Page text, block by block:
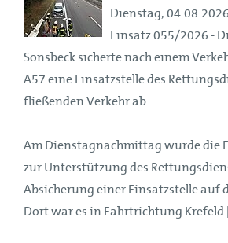
Dienstag,
Einsatz 055/2026 -
Sonsbeck sicherte nach einem
A57 eine Einsatzstelle des
fließenden Verkehr ab.
Am Dienstagnachmittag wurde die
zur Unterstützung des
Absicherung einer Einsatzstelle auf
Dort war es in Fahrtrichtung Krefeld